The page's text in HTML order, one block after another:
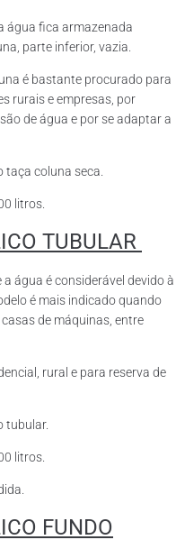
água fica armazenada
parte inferior, vazia.
é bastante procurado para
rurais e empresas, por
de água e por se adaptar a
coluna seca.
litros.
TUBULAR
água é considerável devido à
é mais indicado quando
de máquinas, entre
rural e para reserva de
tubular.
litros.
FUNDO